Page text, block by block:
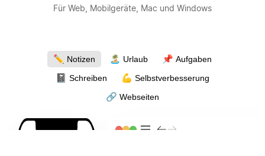
Für Web, Mobilgeräte, Mac und Windows
✏️ Notizen 🏝 Urlaub 📌 Aufgaben
📓 Schreiben 💪 Selbstverbesserung
🔗 Webseiten